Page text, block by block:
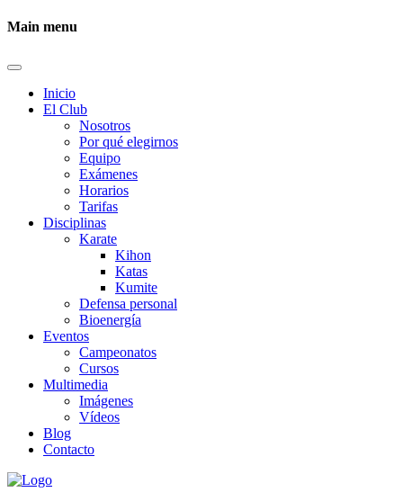
Main menu
Inicio
El Club
Nosotros
Por qué elegirnos
Equipo
Exámenes
Horarios
Tarifas
Disciplinas
Karate
Kihon
Katas
Kumite
Defensa personal
Bioenergía
Eventos
Campeonatos
Cursos
Multimedia
Imágenes
Vídeos
Blog
Contacto